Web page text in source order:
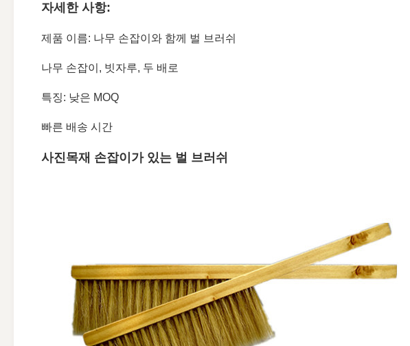
자세한 사항:
제품 이름: 나무 손잡이와 함께 벌 브러쉬
나무 손잡이, 빗자루, 두 배로
특징: 낮은 MOQ
빠른 배송 시간
사진목재 손잡이가 있는 벌 브러쉬